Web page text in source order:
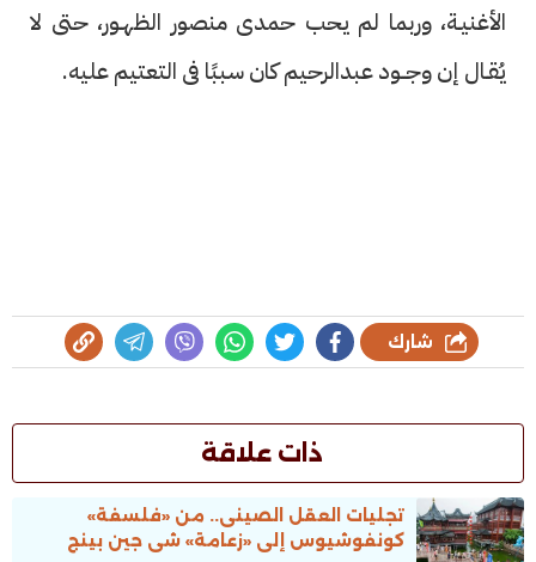
الأغنيـة، وربما لم يحب حمدى منصور الظهـور، حتى لا
يُقـال إن وجــود عبدالرحيم كان سببًا فى التعتيم عليه.
شارك
ذات علاقة
تجليات العقل الصينى.. من «فلسفة»
كونفوشيوس إلى «زعامة» شى جين بينج